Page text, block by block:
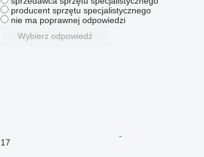
producent sprzętu specjalistycznego
nie ma poprawnej odpowiedzi
Wybierz odpowiedź
17